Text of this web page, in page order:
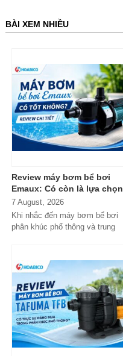
BÀI XEM NHIỀU
Review máy bơm bể bơi
Emaux: Có còn là lựa chọn
đáng mua?
7 August, 2026
Khi nhắc đến máy bơm bể bơi
phân khúc phổ thông và trung